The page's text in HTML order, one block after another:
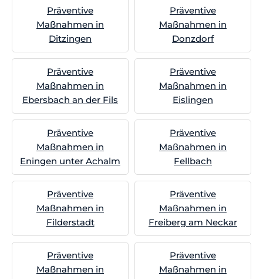
Präventive
Maßnahmen in
Ditzingen
Präventive
Maßnahmen in
Donzdorf
Präventive
Maßnahmen in
Ebersbach an der Fils
Präventive
Maßnahmen in
Eislingen
Präventive
Maßnahmen in
Eningen unter Achalm
Präventive
Maßnahmen in
Fellbach
Präventive
Maßnahmen in
Filderstadt
Präventive
Maßnahmen in
Freiberg am Neckar
Präventive
Maßnahmen in
Präventive
Maßnahmen in